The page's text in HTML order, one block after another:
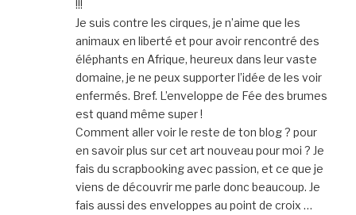
!!!
Je suis contre les cirques, je n’aime que les
animaux en liberté et pour avoir rencontré des
éléphants en Afrique, heureux dans leur vaste
domaine, je ne peux supporter l’idée de les voir
enfermés. Bref. L’enveloppe de Fée des brumes
est quand même super !
Comment aller voir le reste de ton blog ? pour
en savoir plus sur cet art nouveau pour moi ? Je
fais du scrapbooking avec passion, et ce que je
viens de découvrir me parle donc beaucoup. Je
fais aussi des enveloppes au point de croix …